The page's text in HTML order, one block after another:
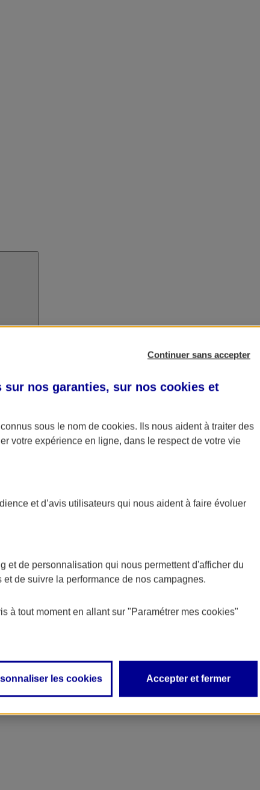
Continuer sans accepter
sur nos garanties, sur nos cookies et
sous le nom de cookies. Ils nous aident à traiter des
votre expérience en ligne, dans le respect de votre vie
et d’avis utilisateurs qui nous aident à faire évoluer
et de personnalisation qui nous permettent d'afficher du
de suivre la performance de nos campagnes.
à tout moment en allant sur "Paramétrer mes cookies"
les cookies Accepter et fermer